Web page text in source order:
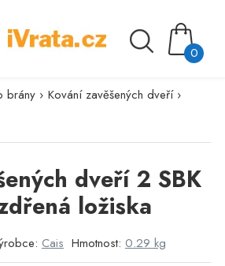
0
brány › Kování zavěšených dveří ›
dveří 2 SBK
ložiska
Cais Hmotnost: 0.29 kg